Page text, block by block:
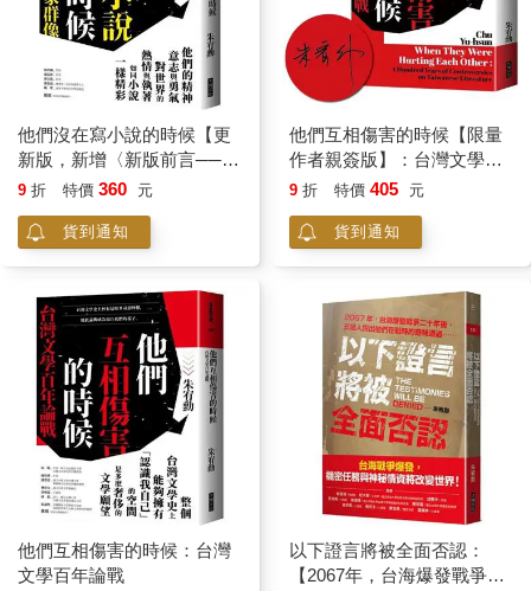
他們沒在寫小說的時候【更
新版，新增〈新版前言──遙
遠的回音〉】：戒嚴台灣小
9 折 特價 360 元
貨到通知
他們互相傷害的時候【限量
作者親簽版】：台灣文學百
年論戰
9 折 特價 405 元
貨到通知
他們互相傷害的時候：台灣
文學百年論戰
以下證言將被全面否認：
【2067年，台海爆發戰爭二